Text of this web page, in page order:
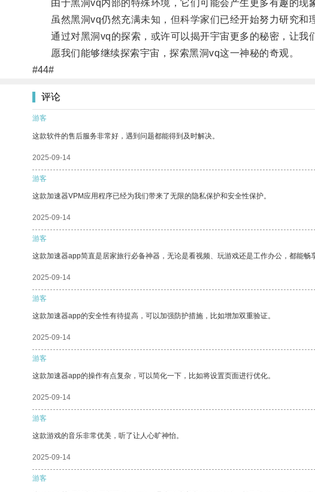
由于黑洞vq内部的特殊环境，它们可能会产生更多有趣的现
虽然黑洞vq仍然充满未知，但科学家们已经开始努力研究和理
通过对黑洞vq的探索，或许可以揭开宇宙更多的秘密，让我
愿我们能够继续探索宇宙，探索黑洞vq这一神秘的奇观。
#44#
评论
游客
这款软件的售后服务非常好，遇到问题都能得到及时解决。
2025-09-14
游客
这款加速器VPM应用程序已经为我们带来了无限的隐私保护和安全性保护。
2025-09-14
游客
这款加速器app简直是居家旅行必备神器，无论是看视频、玩游戏还是工作办公，都能
2025-09-14
游客
这款加速器app的安全性有待提高，可以加强防护措施，比如增加双重验证。
2025-09-14
游客
这款加速器app的操作有点复杂，可以简化一下，比如将设置页面进行优化。
2025-09-14
游客
这款游戏的音乐非常优美，听了让人心旷神怡。
2025-09-14
游客